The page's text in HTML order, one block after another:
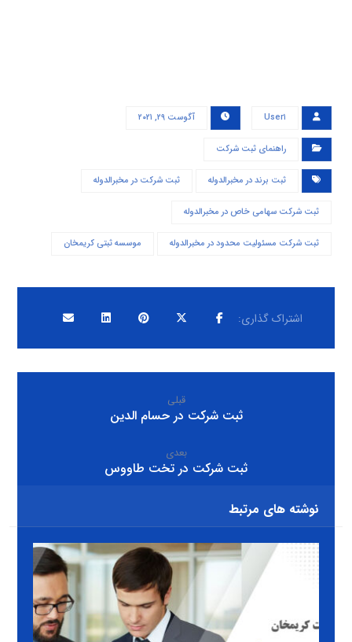
User۱ آگوست ۲۹, ۲۰۲۱
راهنمای ثبت شرکت
ثبت برند در مخبرالدوله ثبت شرکت در مخبرالدوله
ثبت شرکت سهامی خاص در مخبرالدوله
ثبت شرکت مسئولیت محدود در مخبرالدوله موسسه ثبتی کریمخان
قبلی
ثبت شرکت در حسام الدین
بعدی
ثبت شرکت در تخت طاووس
نوشته های مرتبط